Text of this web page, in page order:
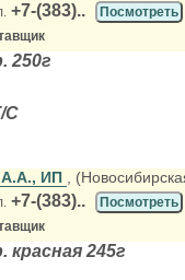
+7-(383)..
Посмотреть
250г
С
А.А., ИП ,
+7-(383)..
Посмотреть
245г